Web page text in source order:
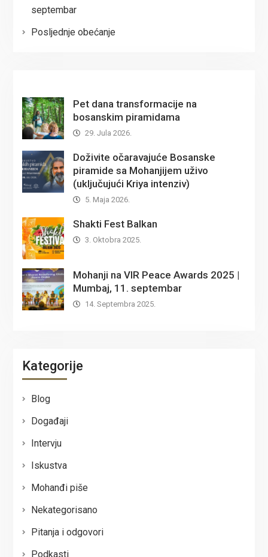
septembar
Posljednje obećanje
Pet dana transformacije na
bosanskim piramidama
29. Jula 2026.
Doživite očaravajuće Bosanske
piramide sa Mohanjijem uživo
(uključujući Kriya intenziv)
5. Maja 2026.
Shakti Fest Balkan
3. Oktobra 2025.
Mohanji na VIR Peace Awards 2025 |
Mumbaj, 11. septembar
14. Septembra 2025.
Kategorije
Blog
Događaji
Intervju
Iskustva
Mohanđi piše
Nekategorisano
Pitanja i odgovori
Podkasti